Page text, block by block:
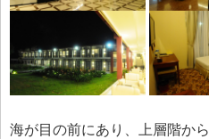
海が目の前にあり、上層階か